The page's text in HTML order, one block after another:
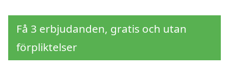
Få 3 erbjudanden, gratis och utan
förpliktelser